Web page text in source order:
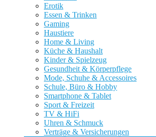
Erotik
Essen & Trinken
Gaming
Haustiere
Home & Living
Küche & Haushalt
Kinder & Spielzeug
Gesundheit & Körperpflege
Mode, Schuhe & Accessoires
Schule, Büro & Hobby
Smartphone & Tablet
Sport & Freizeit
TV & HiFi
Uhren & Schmuck
Verträge & Versicherungen